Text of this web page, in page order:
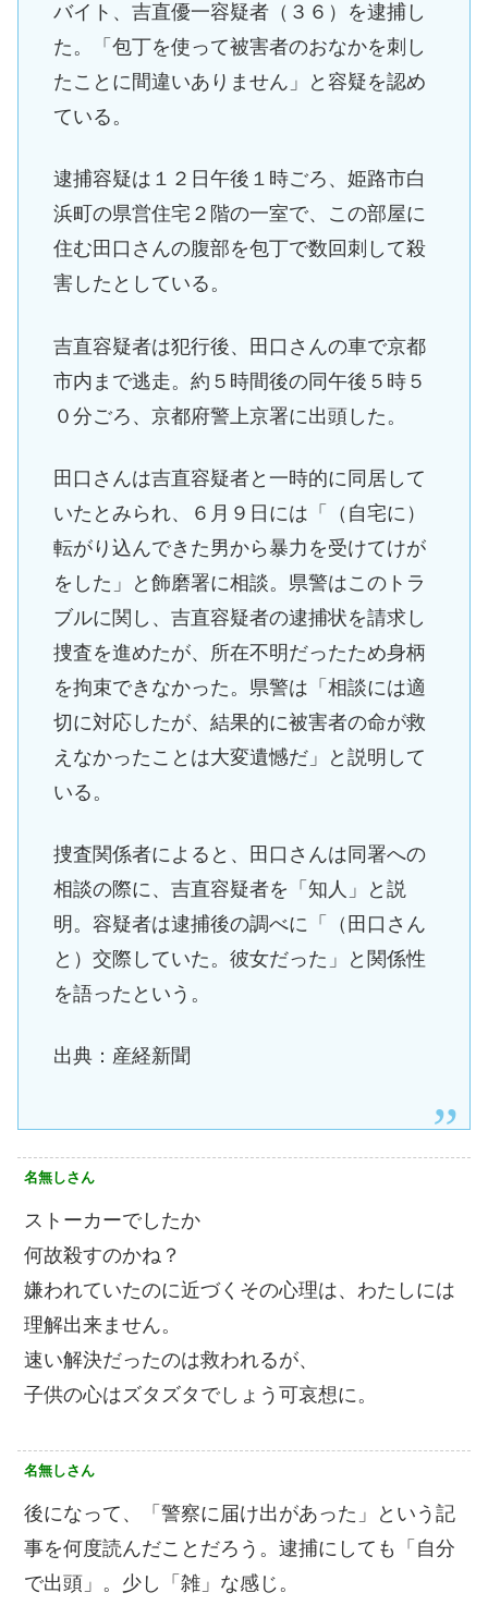
バイト、吉直優一容疑者（３６）を逮捕し
た。「包丁を使って被害者のおなかを刺し
たことに間違いありません」と容疑を認め
ている。
逮捕容疑は１２日午後１時ごろ、姫路市白
浜町の県営住宅２階の一室で、この部屋に
住む田口さんの腹部を包丁で数回刺して殺
害したとしている。
吉直容疑者は犯行後、田口さんの車で京都
市内まで逃走。約５時間後の同午後５時５
０分ごろ、京都府警上京署に出頭した。
田口さんは吉直容疑者と一時的に同居して
いたとみられ、６月９日には「（自宅に）
転がり込んできた男から暴力を受けてけが
をした」と飾磨署に相談。県警はこのトラ
ブルに関し、吉直容疑者の逮捕状を請求し
捜査を進めたが、所在不明だったため身柄
を拘束できなかった。県警は「相談には適
切に対応したが、結果的に被害者の命が救
えなかったことは大変遺憾だ」と説明して
いる。
捜査関係者によると、田口さんは同署への
相談の際に、吉直容疑者を「知人」と説
明。容疑者は逮捕後の調べに「（田口さん
と）交際していた。彼女だった」と関係性
を語ったという。
出典：産経新聞
名無しさん
ストーカーでしたか
何故殺すのかね？
嫌われていたのに近づくその心理は、わたしには
理解出来ません。
速い解決だったのは救われるが、
子供の心はズタズタでしょう可哀想に。
名無しさん
後になって、「警察に届け出があった」という記
事を何度読んだことだろう。逮捕にしても「自分
で出頭」。少し「雑」な感じ。